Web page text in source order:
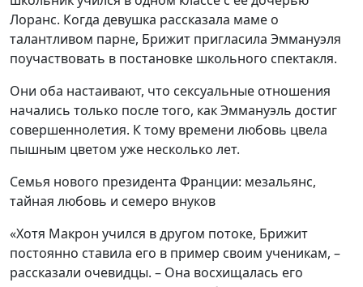
Лоранс. Когда девушка рассказала маме о
талантливом парне, Брижит пригласила Эммануэля
поучаствовать в постановке школьного спектакля.
Они оба настаивают, что сексуальные отношения
начались только после того, как Эммануэль достиг
совершеннолетия. К тому времени любовь цвела
пышным цветом уже несколько лет.
Семья нового президента Франции: мезальянс,
тайная любовь и семеро внуков
«Хотя Макрон учился в другом потоке, Брижит
постоянно ставила его в пример своим ученикам, –
рассказали очевидцы. – Она восхищалась его